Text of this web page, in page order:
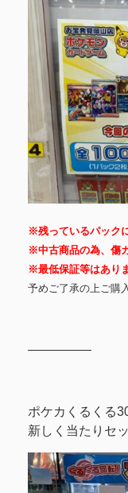
※残っているパック
※中古商品の為、傷
※最低保証等はありま
予めご了承の上ご購
―――――
ポケカくるくる
新しく当たりセ